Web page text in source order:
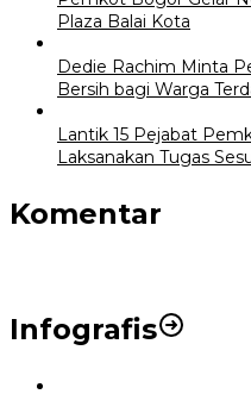
Plaza Balai Kota
Dedie Rachim Minta
Bersih bagi Warga
Lantik 15 Pejabat
Laksanakan Tugas
Komentar
Infografis